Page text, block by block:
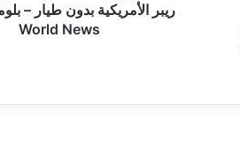
World News